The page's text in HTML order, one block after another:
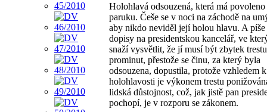
Holohlavá odsouzená, která má
paruku. Češe se v noci na záchodě na
aby nikdo neviděl její holou hlavu. A píše
dopisy na presidentskou kancelář, ve
snaží vysvětlit, že jí musí být zbytek trestu
prominut, přestože se činu, za který byla
odsouzena, dopustila, protože vzhledem
holohlavosti je výkonem trestu
lidská důstojnost, což, jak jistě pan
pochopí, je v rozporu se zákonem.